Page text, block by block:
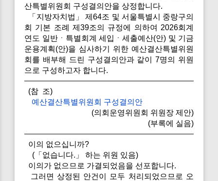
산특별위원회 구성결의안을 상정합니다.
「지방자치법」 제64조 및 서울특별시 중랑구의
회 기본 조례 제39조의 규정에 의하여 2026회계
연도 일반ㆍ특별회계 세입ㆍ세출예산(안) 및 기금
운용계획(안)을 심사하기 위한 예산결산특별위원
회를 배부해 드린 구성결의안과 같이 7명의 위원
으로 구성하고자 합니다.
(참 조)
예산결산특별위원회 구성결의안
(의회운영위원회 위원장 제안)
(부록에 실음)
이의 없으십니까?
(「없습니다.」 하는 위원 있음)
이의가 없으므로 가결되었음을 선포합니다.
그러면 상정된 안건이 모두 처리되었으므로 오